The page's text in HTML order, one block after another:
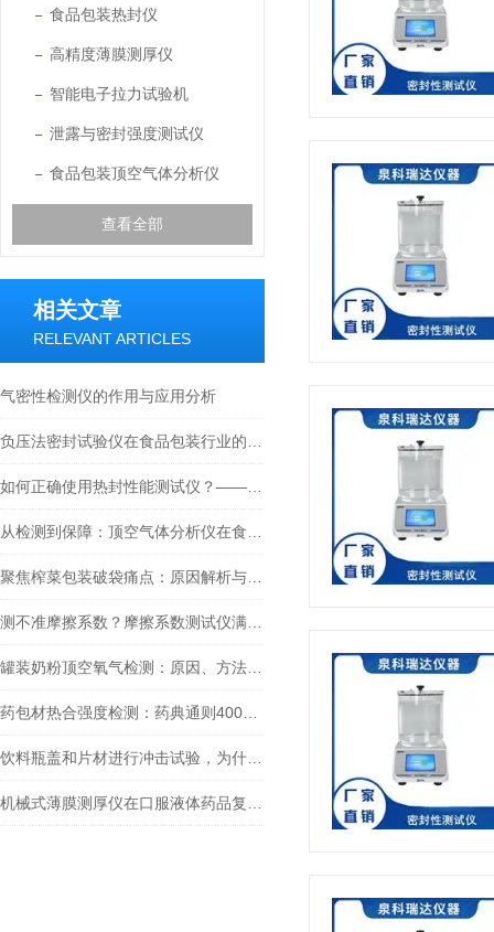
食品包装热封仪
高精度薄膜测厚仪
智能电子拉力试验机
泄露与密封强度测试仪
食品包装顶空气体分析仪
查看全部
相关文章
RELEVANT ARTICLES
气密性检测仪的作用与应用分析